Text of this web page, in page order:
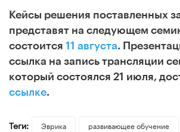
Кейсы решения поставленных
представят на следующем
состоится 11 августа.
ссылка на запись трансляции
который состоялся 21 июля,
ссылке.
Теги: Эврика
развивающее обучение